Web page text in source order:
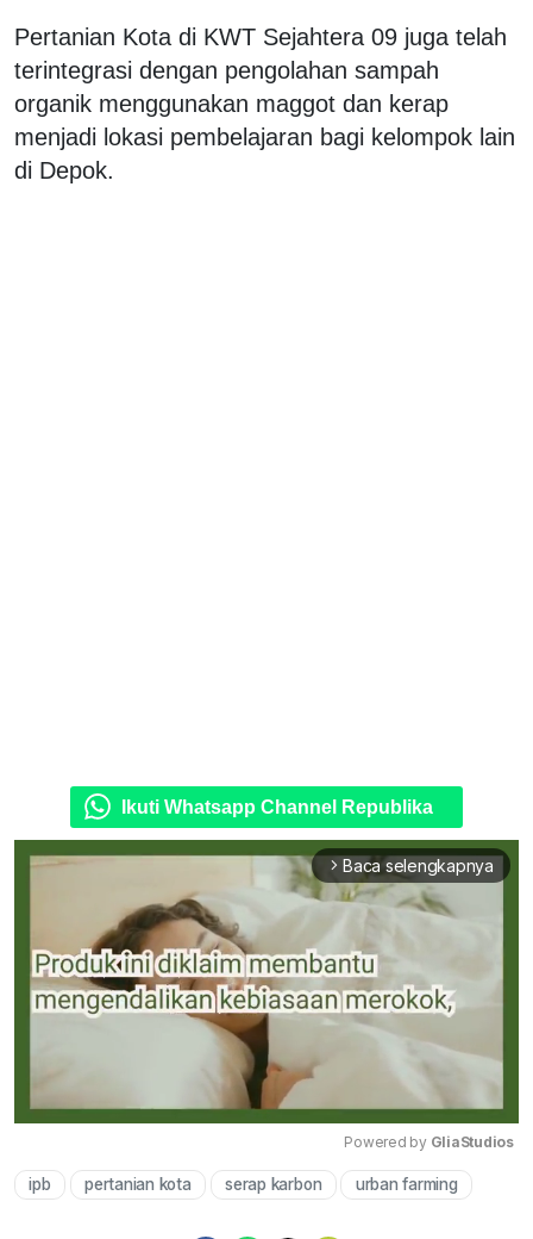
Pertanian Kota di KWT Sejahtera 09 juga telah
terintegrasi dengan pengolahan sampah
organik menggunakan maggot dan kerap
menjadi lokasi pembelajaran bagi kelompok lain
di Depok.
Ikuti Whatsapp Channel Republika
arrow_forward_ios Baca selengkapnya
Mute
Powered by GliaStudios
ipb pertanian kota serap karbon urban farming